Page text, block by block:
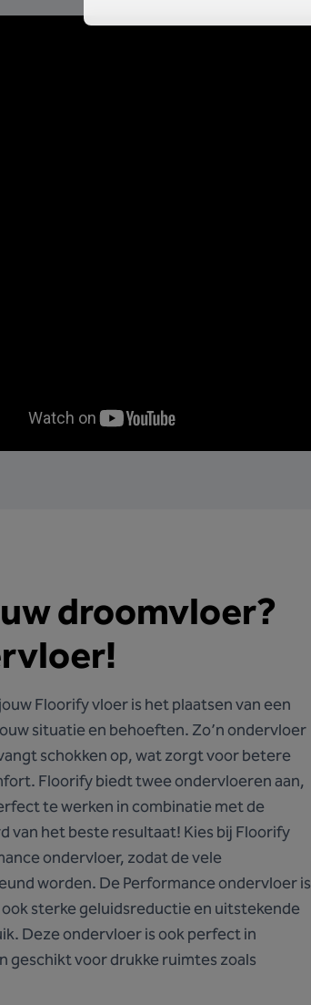
droomvloer?
Floorify vloer is het plaatsen van een
situatie en behoeften. Zo’n ondervloer
schokken op, wat zorgt voor betere
Floorify biedt twee ondervloeren aan,
te werken in combinatie met de
van het beste resultaat! Kies bij Floorify
ondervloer, zodat de vele
worden. De Performance ondervloer is
sterke geluidsreductie en uitstekende
Deze ondervloer is ook perfect in
geschikt voor drukke ruimtes zoals